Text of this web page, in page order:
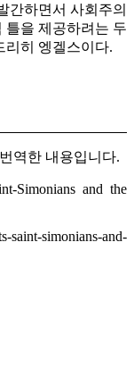
간하면서 사회주의
틀을 제공하려는 두
리히 엥겔스이다.
역한 내용입니다.
Simonians and the
saint-simonians-and-